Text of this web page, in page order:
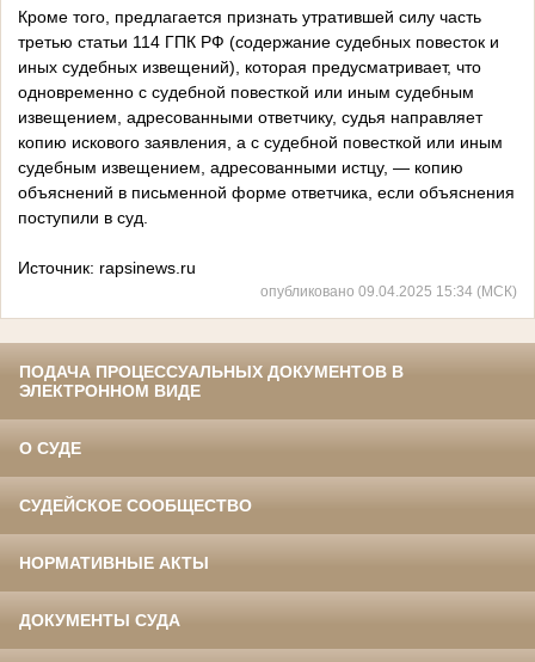
Кроме того, предлагается признать утратившей силу часть
третью статьи 114 ГПК РФ (содержание судебных повесток и
иных судебных извещений), которая предусматривает, что
одновременно с судебной повесткой или иным судебным
извещением, адресованными ответчику, судья направляет
копию искового заявления, а с судебной повесткой или иным
судебным извещением, адресованными истцу, — копию
объяснений в письменной форме ответчика, если объяснения
поступили в суд.
Источник: rapsinews.ru
опубликовано 09.04.2025 15:34 (МСК)
ПОДАЧА ПРОЦЕССУАЛЬНЫХ ДОКУМЕНТОВ В
ЭЛЕКТРОННОМ ВИДЕ
О СУДЕ
СУДЕЙСКОЕ СООБЩЕСТВО
НОРМАТИВНЫЕ АКТЫ
ДОКУМЕНТЫ СУДА